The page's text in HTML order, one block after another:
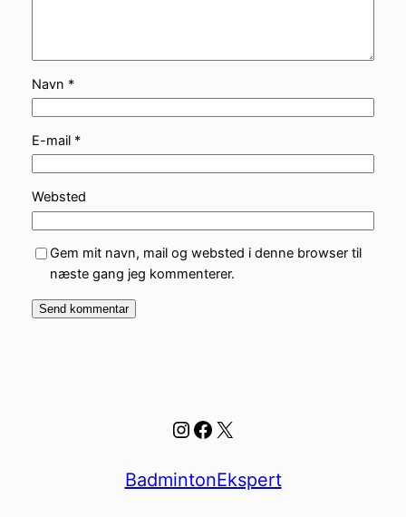
Navn *
E-mail *
Websted
Gem mit navn, mail og websted i denne browser til
næste gang jeg kommenterer.
Instagram
Facebook
X
BadmintonEkspert